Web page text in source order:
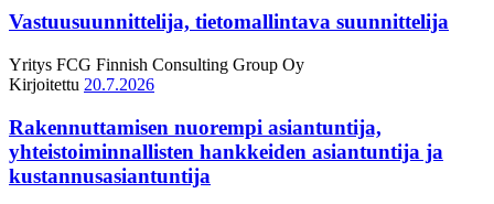
Vastuusuunnittelija, tietomallintava suunnittelija
Yritys FCG Finnish Consulting Group Oy
Kirjoitettu 20.7.2026
Rakennuttamisen nuorempi asiantuntija,
yhteistoiminnallisten hankkeiden asiantuntija ja
kustannusasiantuntija